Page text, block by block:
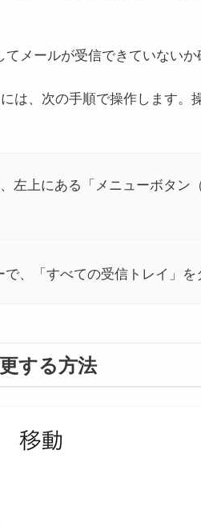
メールが受信できていないか
は、次の手順で操作します。
左上にある「メニューボタン
、「すべての受信トレイ」を
する方法